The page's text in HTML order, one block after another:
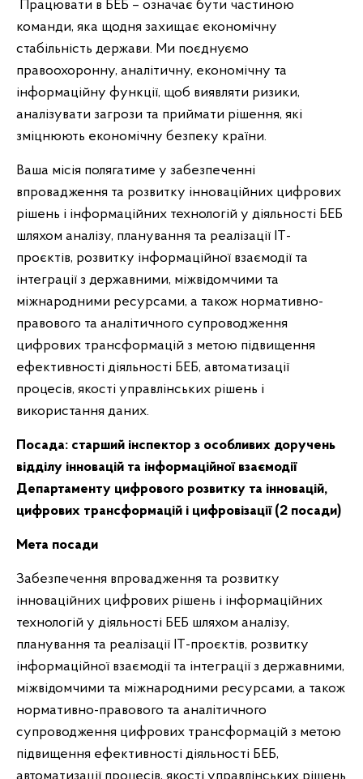
Працювати в БЕБ – означає бути частиною
команди, яка щодня захищає економічну
стабільність держави. Ми поєднуємо
правоохоронну, аналітичну, економічну та
інформаційну функції, щоб виявляти ризики,
аналізувати загрози та приймати рішення, які
зміцнюють економічну безпеку країни.
Ваша місія полягатиме у забезпеченні
впровадження та розвитку інноваційних цифрових
рішень і інформаційних технологій у діяльності БЕБ
шляхом аналізу, планування та реалізації ІТ-
проєктів, розвитку інформаційної взаємодії та
інтеграції з державними, міжвідомчими та
міжнародними ресурсами, а також нормативно-
правового та аналітичного супроводження
цифрових трансформацій з метою підвищення
ефективності діяльності БЕБ, автоматизації
процесів, якості управлінських рішень і
використання даних.
Посада: старший інспектор з особливих доручень
відділу інновацій та інформаційної взаємодії
Департаменту цифрового розвитку та інновацій,
цифрових трансформацій і цифровізації (2 посади)
Мета посади
Забезпечення впровадження та розвитку
інноваційних цифрових рішень і інформаційних
технологій у діяльності БЕБ шляхом аналізу,
планування та реалізації ІТ-проєктів, розвитку
інформаційної взаємодії та інтеграції з державними,
міжвідомчими та міжнародними ресурсами, а також
нормативно-правового та аналітичного
супроводження цифрових трансформацій з метою
підвищення ефективності діяльності БЕБ,